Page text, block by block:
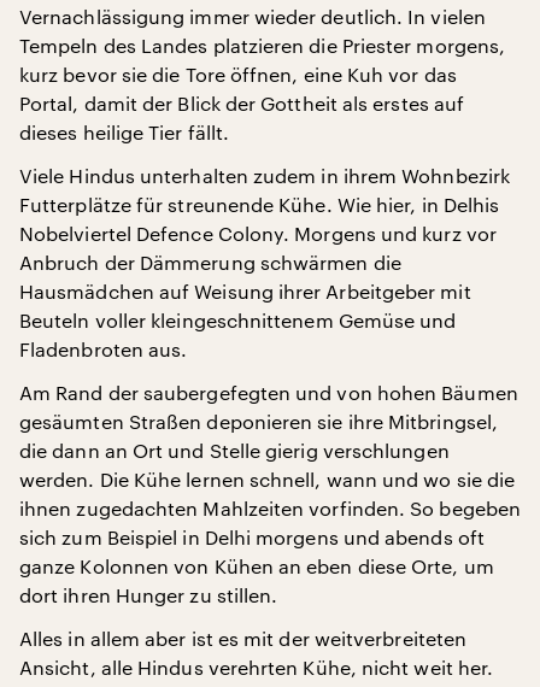
Vernachlässigung immer wieder deutlich. In vielen
Tempeln des Landes platzieren die Priester morgens,
kurz bevor sie die Tore öffnen, eine Kuh vor das
Portal, damit der Blick der Gottheit als erstes auf
dieses heilige Tier fällt.
Viele Hindus unterhalten zudem in ihrem Wohnbezirk
Futterplätze für streunende Kühe. Wie hier, in Delhis
Nobelviertel Defence Colony. Morgens und kurz vor
Anbruch der Dämmerung schwärmen die
Hausmädchen auf Weisung ihrer Arbeitgeber mit
Beuteln voller kleingeschnittenem Gemüse und
Fladenbroten aus.
Am Rand der saubergefegten und von hohen Bäumen
gesäumten Straßen deponieren sie ihre Mitbringsel,
die dann an Ort und Stelle gierig verschlungen
werden. Die Kühe lernen schnell, wann und wo sie die
ihnen zugedachten Mahlzeiten vorfinden. So begeben
sich zum Beispiel in Delhi morgens und abends oft
ganze Kolonnen von Kühen an eben diese Orte, um
dort ihren Hunger zu stillen.
Alles in allem aber ist es mit der weitverbreiteten
Ansicht, alle Hindus verehrten Kühe, nicht weit her.